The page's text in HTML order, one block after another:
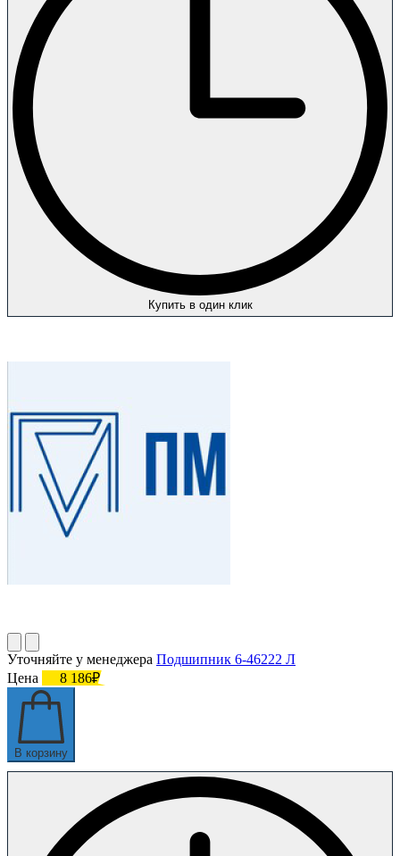
Купить в один клик
Уточняйте у менеджера Подшипник 6-46222 Л
Цена
8 186₽
В корзину